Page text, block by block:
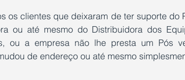
os clientes que deixaram de ter suporte do
ou até mesmo do Distribuidora dos
ou a empresa não lhe presta um Pós
de endereço ou até mesmo